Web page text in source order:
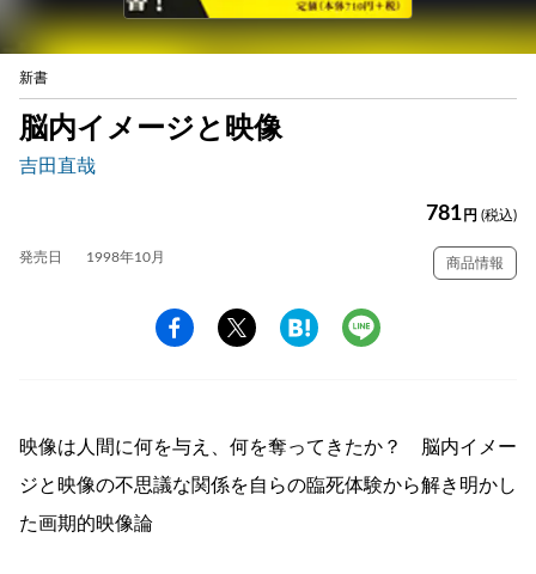
新書
脳内イメージと映像
吉田直哉
781 円 (税込)
発売日 1998年10月 商品情報
映像は人間に何を与え、何を奪ってきたか？ 脳内イメー
ジと映像の不思議な関係を自らの臨死体験から解き明かし
た画期的映像論